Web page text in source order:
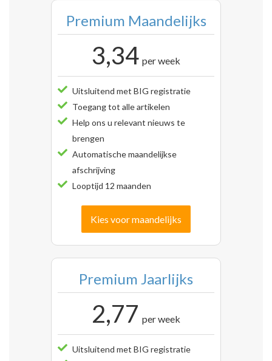
Premium Maandelijks
3,34 per week
Uitsluitend met BIG registratie
Toegang tot alle artikelen
Help ons u relevant nieuws te
brengen
Automatische maandelijkse
afschrijving
Looptijd 12 maanden
Kies voor maandelijks
Premium Jaarlijks
2,77 per week
Uitsluitend met BIG registratie